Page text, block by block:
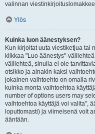
valinnan
Ylös
Kuinka luon äänestyksen?
Kun kirjoitat uuta viestiketjua tai
klikkaa "Luo äänestys"-
välilehteä, sinulla ei ole
otsikko ja ainakin kaksi
jokainen vaihtoehto on omalla
kuinka monta vaihtoehtoa
number of options users may
vaihtoehtoa käyttäjä voi valita”,
loputtomasti) ja viimeisenä voit
ääntään.